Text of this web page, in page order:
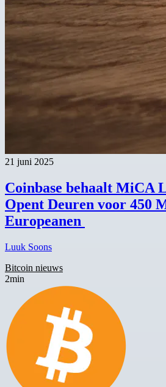
21 juni 2025
Coinbase behaalt MiCA
Opent Deuren voor 450
Europeanen
Luuk Soons
Bitcoin nieuws
2min